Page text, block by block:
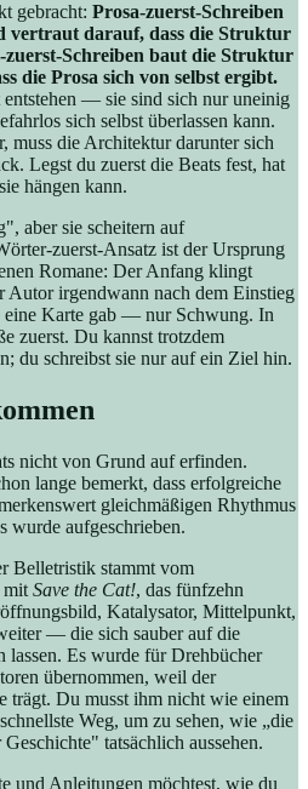
gebracht: Prosa-zuerst-Schreiben
vertraut darauf, dass die Struktur
zuerst-Schreiben baut die Struktur
die Prosa sich von selbst ergibt.
entstehen — sie sind sich nur uneinig
sich selbst überlassen kann.
muss die Architektur darunter sich
Legst du zuerst die Beats fest, hat
hängen kann.
aber sie scheitern auf
zuerst-Ansatz ist der Ursprung
Romane: Der Anfang klingt
Autor irgendwann nach dem Einstieg
eine Karte gab — nur Schwung. In
zuerst. Du kannst trotzdem
du schreibst sie nur auf ein Ziel hin.
nicht von Grund auf erfinden.
lange bemerkt, dass erfolgreiche
gleichmäßigen Rhythmus
wurde aufgeschrieben.
Belletristik stammt vom
mit Save the Cat!, das fünfzehn
Katalysator, Mittelpunkt,
— die sich sauber auf die
lassen. Es wurde für Drehbücher
übernommen, weil der
trägt. Du musst ihm nicht wie einem
Weg, um zu sehen, wie „die
tatsächlich aussehen.
und Anleitungen möchtest, wie du